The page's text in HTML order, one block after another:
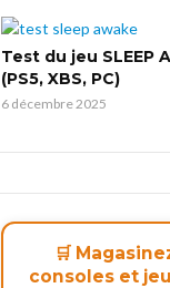
Test du jeu SLEEP
(PS5, XBS, PC)
6 décembre 2025
🛒
consoles et